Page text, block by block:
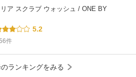
ア スクラブ ウォッシュ / ONE BY
5.2
件
ランキングをみる